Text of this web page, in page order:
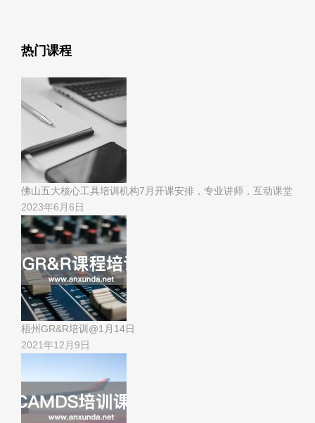
热门课程
佛山五大核心工具培训机构7月开课安排，专业讲师，互动课堂
2023年6月6日
梧州GR&R培训@1月14日
2021年12月9日